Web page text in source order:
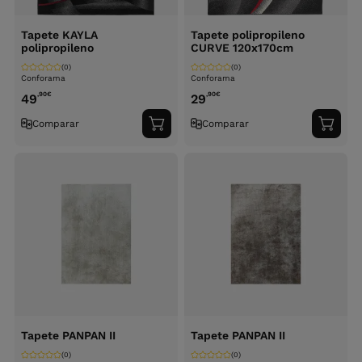
Tapete KAYLA
polipropileno
Conforama
(0)
49,90€
Comparar
Adicionar
ao
Tapete polipropileno
CURVE 120x170cm
Conforama
(0)
29,90€
Comparar
ao
Tapete PANPAN II
(0)
Tapete PANPAN II
(0)